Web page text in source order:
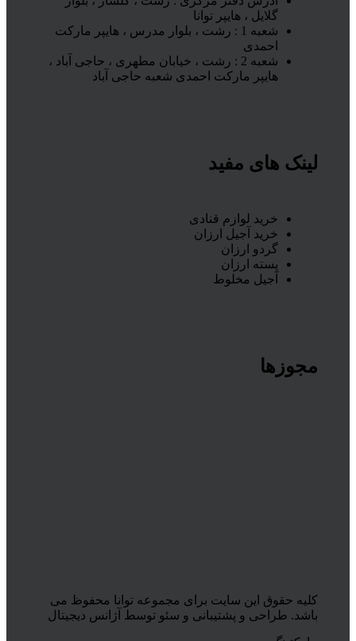
گلایل ، هایپر توانا
شعبه 1 : رشت ، بلوار مدرس ، هایپر مارکت
احمدی
شعبه 2 : رشت ، خیابان مطهری ، حاجی آباد ،
هایپر مارکت احمدی شعبه حاجی آباد
لینک های مفید
خرید لوازم قنادی
خرید آجیل ارزان
گردو ارزان
پسته ارزان
آجیل مخلوط
مجوزها
کلیه حقوق این سایت برای مجموعه توانا محفوظ می
باشد. طراحی و پشتیبانی و سئو توسط آژانس دیجیتال